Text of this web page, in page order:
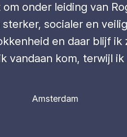
onder leiding van
socialer en
en daar blijf ik
vandaan kom, terwijl
Amsterdam